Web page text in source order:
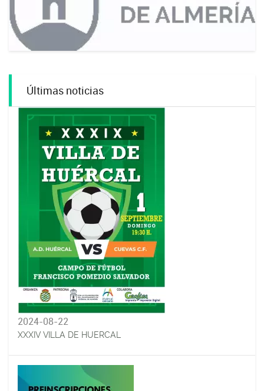
Últimas noticias
2024-08-22
XXXIV VILLA DE HUERCAL